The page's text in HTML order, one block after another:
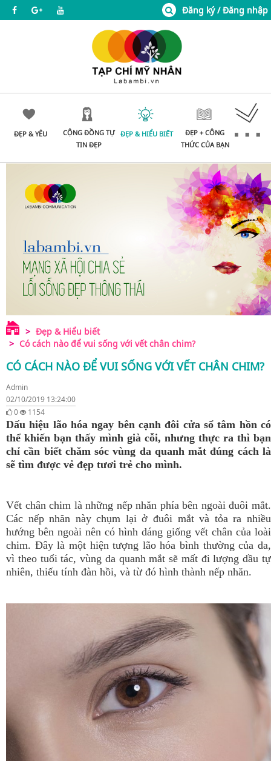
Đăng ký / Đăng nhập
ĐẸP & YÊU
CỘNG ĐỒNG TỰ
TIN ĐẸP
ĐẸP & HIỂU BIẾT
ĐẸP + CÔNG
THỨC CỦA BẠN
Đẹp & Hiểu biết
Có cách nào để vui sống với vết chân chim?
CÓ CÁCH NÀO ĐỂ VUI SỐNG VỚI VẾT CHÂN CHIM?
Admin
02/10/2019 13:24:00
0
1154
Dấu hiệu lão hóa ngay bên cạnh đôi cửa sổ tâm hồn có
thể khiến bạn thấy mình già cỗi, nhưng thực ra thì bạn
chỉ cần biết chăm sóc vùng da quanh mắt đúng cách là
sẽ tìm được vẻ đẹp tươi trẻ cho mình.
Vết chân chim là những nếp nhăn phía bên ngoài đuôi mắt.
Các nếp nhăn này chụm lại ở đuôi mắt và tỏa ra nhiều
hướng bên ngoài nên có hình dáng giống vết chân của loài
chim. Đây là một hiện tượng lão hóa bình thường của da,
vì theo tuổi tác, vùng da quanh mắt sẽ mất đi lượng dầu tự
nhiên, thiếu tính đàn hồi, và từ đó hình thành nếp nhăn.